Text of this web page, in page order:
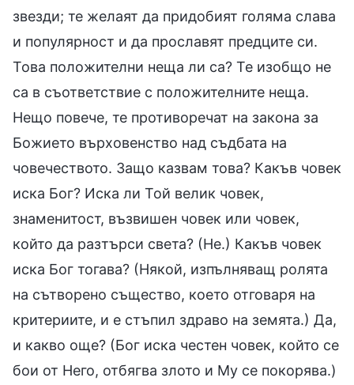
звезди; те желаят да придобият голяма слава
и популярност и да прославят предците си.
Това положителни неща ли са? Те изобщо не
са в съответствие с положителните неща.
Нещо повече, те противоречат на закона за
Божието върховенство над съдбата на
човечеството. Защо казвам това? Какъв човек
иска Бог? Иска ли Той велик човек,
знаменитост, възвишен човек или човек,
който да разтърси света? (Не.) Какъв човек
иска Бог тогава? (Някой, изпълняващ ролята
на сътворено същество, което отговаря на
критериите, и е стъпил здраво на земята.) Да,
и какво още? (Бог иска честен човек, който се
бои от Него, отбягва злото и Му се покорява.)